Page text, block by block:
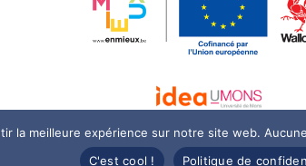
la meilleure expérience sur notre site web.
C'est cool !
Politique de